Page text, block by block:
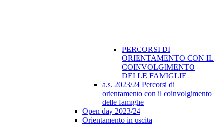
PERCORSI DI
ORIENTAMENTO CON IL
COINVOLGIMENTO
DELLE FAMIGLIE
a.s. 2023/24 Percorsi di
orientamento con il coinvolgimento
delle famiglie
Open day 2023/24
Orientamento in uscita